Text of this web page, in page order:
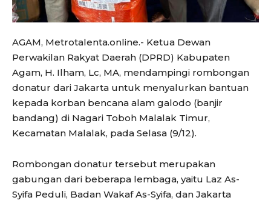
AGAM, Metrotalenta.online.- Ketua Dewan
Perwakilan Rakyat Daerah (DPRD) Kabupaten
Agam, H. Ilham, Lc, MA, mendampingi rombongan
donatur dari Jakarta untuk menyalurkan bantuan
kepada korban bencana alam galodo (banjir
bandang) di Nagari Toboh Malalak Timur,
Kecamatan Malalak, pada Selasa (9/12).
Rombongan donatur tersebut merupakan
gabungan dari beberapa lembaga, yaitu Laz As-
Syifa Peduli, Badan Wakaf As-Syifa, dan Jakarta